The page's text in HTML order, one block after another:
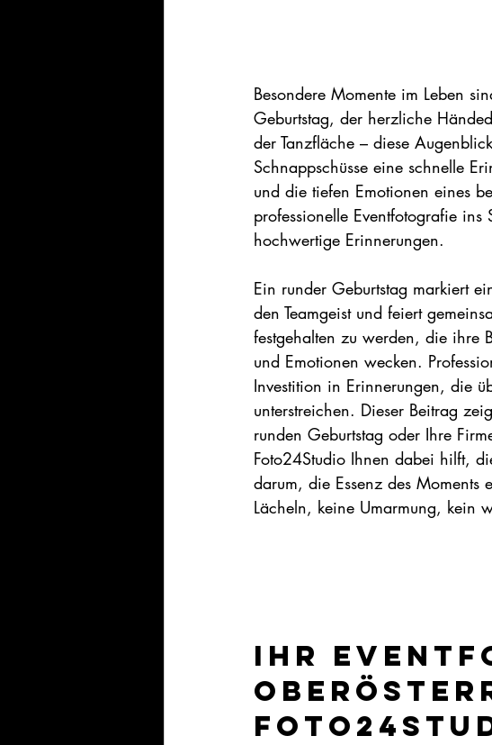
Besondere Momente im Leben
Geburtstag, der herzliche
der Tanzfläche – diese
Schnappschüsse eine schnelle
und die tiefen Emotionen eines
professionelle Eventfotografie
hochwertige Erinnerungen.
Ein runder Geburtstag markiert
den Teamgeist und feiert
festgehalten zu werden, die ihre
und Emotionen wecken.
Investition in Erinnerungen, die
unterstreichen. Dieser Beitrag
runden Geburtstag oder Ihre
Foto24Studio Ihnen dabei hilft,
darum, die Essenz des
Lächeln, keine Umarmung, kein
Ihr